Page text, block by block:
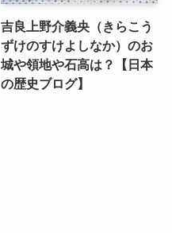
吉良上野介義央（きらこう
ずけのすけよしなか）のお
城や領地や石高は？【日本
の歴史ブログ】